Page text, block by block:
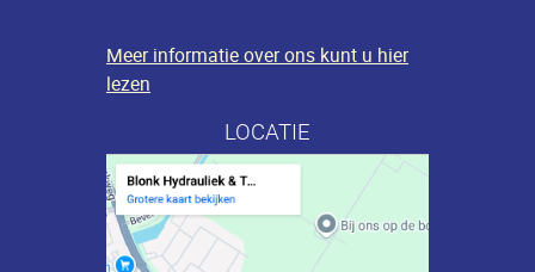
Meer informatie over ons kunt u hier
lezen
LOCATIE